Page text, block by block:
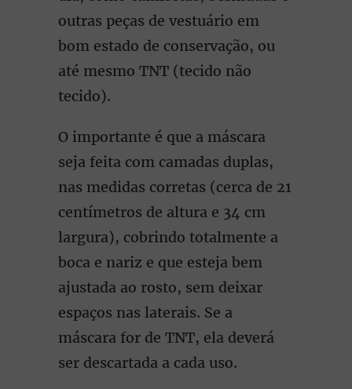
outras peças de vestuário em
bom estado de conservação, ou
até mesmo TNT (tecido não
tecido).
O importante é que a máscara
seja feita com camadas duplas,
nas medidas corretas (cerca de 21
centímetros de altura e 34 cm
largura), cobrindo totalmente a
boca e nariz e que esteja bem
ajustada ao rosto, sem deixar
espaços nas laterais. Se a
máscara for de TNT, ela deverá
ser descartada a cada uso.